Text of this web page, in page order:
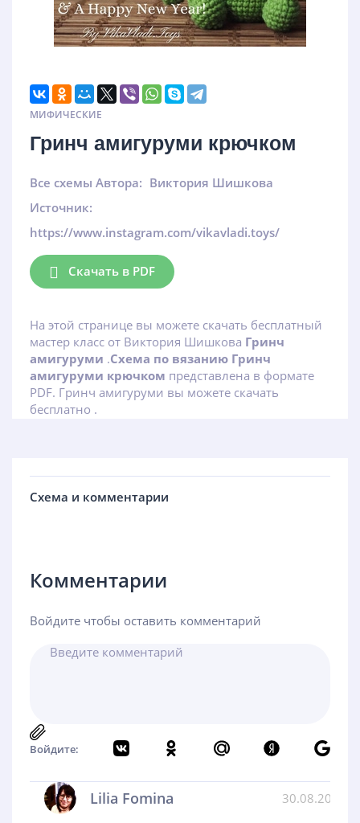
МИФИЧЕСКИЕ
Гринч амигуруми крючком
Все схемы Автора: Виктория Шишкова
Источник:
https://www.instagram.com/vikavladi.toys/
Скачать в PDF
На этой странице вы можете скачать бесплатный
мастер класс от Виктория Шишкова Гринч
амигуруми .Схема по вязанию Гринч
амигуруми крючком представлена в формате
PDF. Гринч амигуруми вы можете скачать
бесплатно .
Схема и комментарии
Комментарии
Войдите чтобы оставить комментарий
Войдите:
Lilia Fomina 30.08.2024